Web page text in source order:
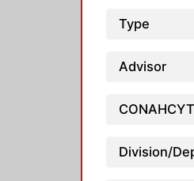
Type
Advisor
Division/